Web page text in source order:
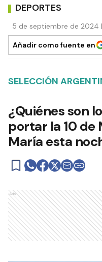
DEPORTES
5 de septiembre de 2024
Añadir como fuente en
SELECCIÓN
¿Quiénes son
portar la 10 de
María esta
Ads